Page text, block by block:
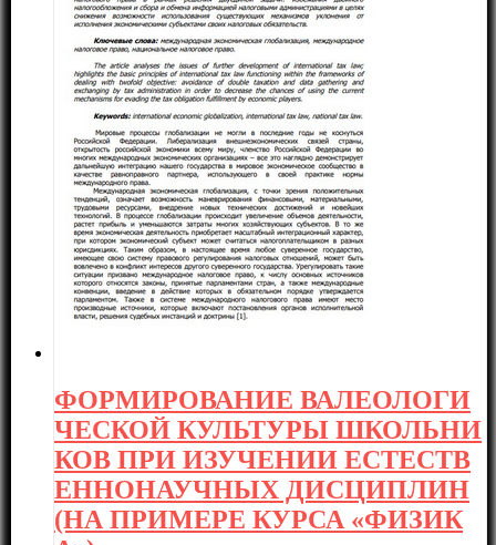
ФОРМИРОВАНИЕ ВАЛЕОЛОГИ
ЧЕСКОЙ КУЛЬТУРЫ ШКОЛЬНИ
КОВ ПРИ ИЗУЧЕНИИ ЕСТЕСТВ
ЕННОНАУЧНЫХ ДИСЦИПЛИН
(НА ПРИМЕРЕ КУРСА «ФИЗИК